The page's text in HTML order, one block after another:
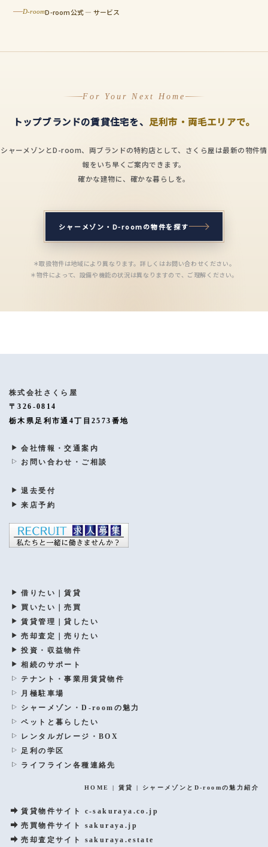
D-roomD-room公式 — サービス
For Your Next Home
トップブランドの賃貸住宅を、 足利市・両毛エリアで。
シャーメゾンとD-room、両ブランドの特約店として、さくら屋は最新の物件情
報をいち早くご案内できます。
確かな建物に、確かな暮らしを。
シャーメゾン・D-roomの物件を探す
＊取扱物件は地域により異なります。詳しくはお問い合わせください。
＊物件によって、設備や機能の状況は異なりますので、ご理解ください。
株式会社さくら屋
〒326-0814
栃木県足利市通4丁目2573番地
会社情報・交通案内
お問い合わせ・ご相談
退去受付
来店予約
借りたい｜賃貸
買いたい｜売買
賃貸管理｜貸したい
売却査定｜売りたい
投資・収益物件
相続のサポート
テナント・事業用賃貸物件
月極駐車場
シャーメゾン・D-roomの魅力
ペットと暮らしたい
レンタルガレージ・BOX
足利の学区
ライフライン各種連絡先
HOME | 賃貸 | シャーメゾンとD-roomの魅力紹介
賃貸物件サイト c-sakuraya.co.jp
売買物件サイト sakuraya.jp
売却査定サイト sakuraya.estate